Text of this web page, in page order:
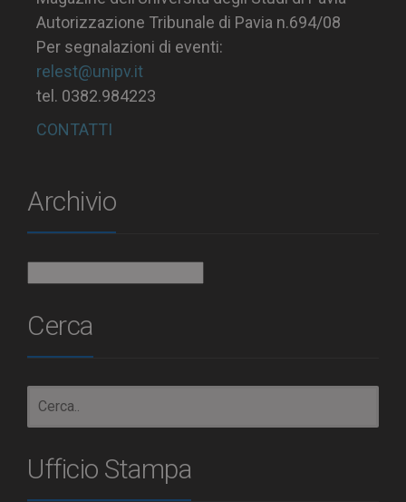
Autorizzazione Tribunale di Pavia n.694/08
Per segnalazioni di eventi:
relest@unipv.it
tel. 0382.984223
CONTATTI
Archivio
Cerca
Ufficio Stampa